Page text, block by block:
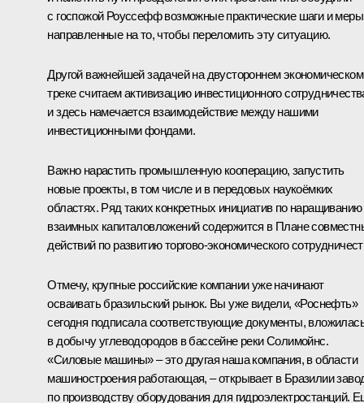
с госпожой Роуссефф возможные практические шаги и
направленные на то, чтобы переломить эту ситуацию.
Другой важнейшей задачей на двустороннем экономическом
треке считаем активизацию инвестиционного
и здесь намечается взаимодействие между нашими
инвестиционными фондами.
Важно нарастить промышленную кооперацию, запустить
новые проекты, в том числе и в передовых наукоёмких
областях. Ряд таких конкретных инициатив по наращиванию
взаимных капиталовложений содержится в Плане
действий по развитию торгово-экономического
Отмечу, крупные российские компании уже начинают
осваивать бразильский рынок. Вы уже видели, «Роснефть»
сегодня подписала соответствующие документы,
в добычу углеводородов в бассейне реки Солимойнс.
«Силовые машины» – это другая наша компания, в области
машиностроения работающая, – открывает в Бразилии
по производству оборудования для гидроэлектростанций.